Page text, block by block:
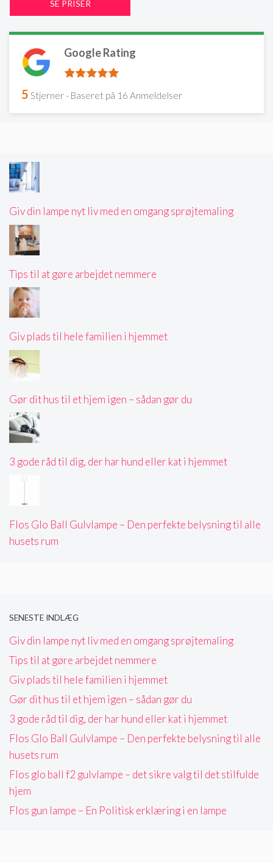
Google Rating
5 Stjerner - Baseret på 16 Anmeldelser
Giv din lampe nyt liv med en omgang sprøjtemaling
Tips til at gøre arbejdet nemmere
Giv plads til hele familien i hjemmet
Gør dit hus til et hjem igen – sådan gør du
3 gode råd til dig, der har hund eller kat i hjemmet
Flos Glo Ball Gulvlampe – Den perfekte belysning til alle
husets rum
SENESTE INDLÆG
Giv din lampe nyt liv med en omgang sprøjtemaling
Tips til at gøre arbejdet nemmere
Giv plads til hele familien i hjemmet
Gør dit hus til et hjem igen – sådan gør du
3 gode råd til dig, der har hund eller kat i hjemmet
Flos Glo Ball Gulvlampe – Den perfekte belysning til alle
husets rum
Flos glo ball f2 gulvlampe – det sikre valg til det stilfulde
hjem
Flos gun lampe – En Politisk erklæring i en lampe